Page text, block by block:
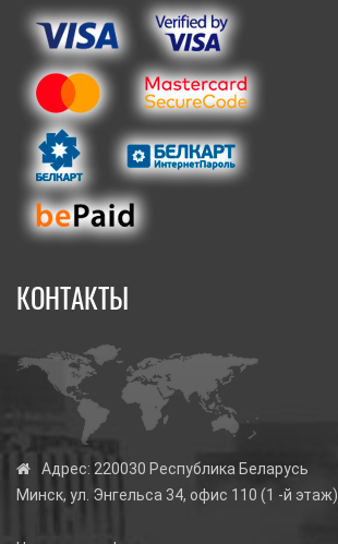
КОНТАКТЫ
Адрес: 220030 Республика Беларусь
Минск, ул. Энгельса 34, офис 110 (1 -й этаж)